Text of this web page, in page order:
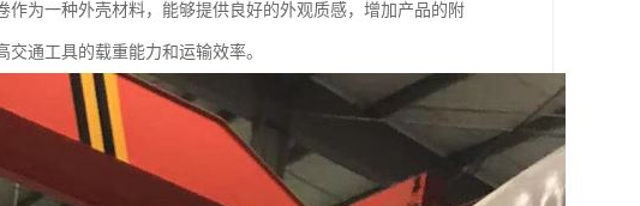
为一种外壳材料，能够提供良好的外观质感，增加产品的附
通工具的载重能力和运输效率。